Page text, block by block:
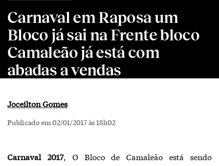
Carnaval em Raposa um
Bloco já sai na Frente bloco
Camaleão já está com
abadas a vendas
Joceilton Gomes
Publicado em 02/01/2017 às 18h02
Carnaval 2017, O Bloco de Camaleão está sendo